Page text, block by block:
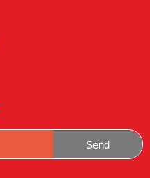
Send